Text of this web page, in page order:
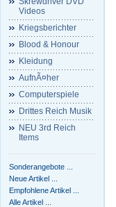
Videos
Kriegsberichter
Blood & Honour
Kleidung
AufnÃ¤her
Computerspiele
Drittes Reich Musik
NEU 3rd Reich
Items
Sonderangebote ...
Neue Artikel ...
Empfohlene Artikel ...
Alle Artikel ...